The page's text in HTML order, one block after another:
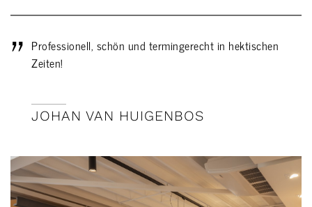
Professionell, schön und termingerecht in hektischen
Zeiten!
JOHAN VAN HUIGENBOS